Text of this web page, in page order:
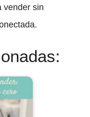
vender sin